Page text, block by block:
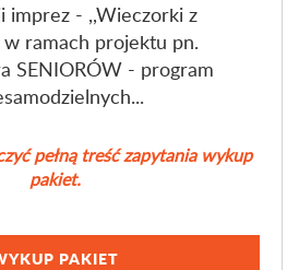
imprez - ,,Wieczorki z
ramach projektu pn.
SENIORÓW - program
pełną treść zapytania wykup
pakiet.
PAKIET